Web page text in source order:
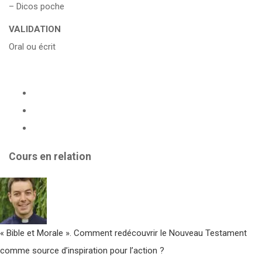
– Dicos poche
VALIDATION
Oral ou écrit
Cours en relation
« Bible et Morale ». Comment redécouvrir le Nouveau Testament
comme source d’inspiration pour l’action ?